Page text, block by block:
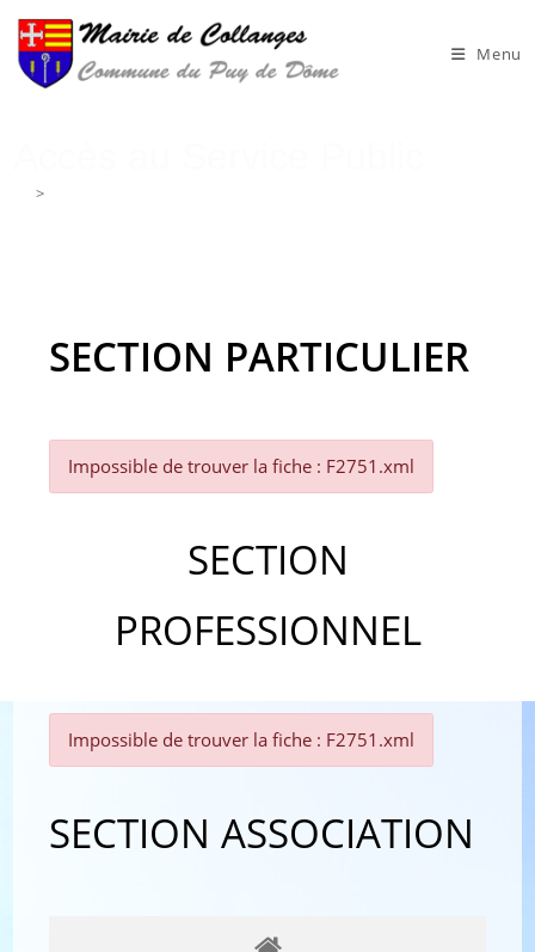
Skip
content
Menu
>
SECTION PARTICULIER
Impossible de trouver la fiche : F2751.xml
SECTION
PROFESSIONNEL
Impossible de trouver la fiche : F2751.xml
SECTION ASSOCIATION